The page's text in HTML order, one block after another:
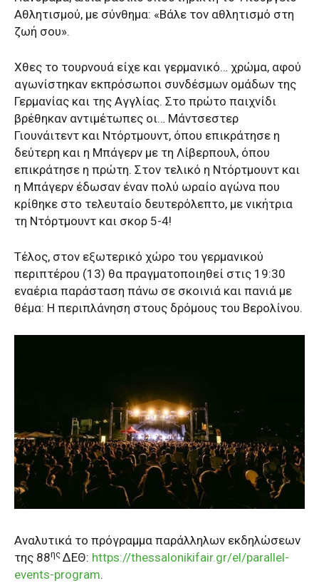
Αθλητισμού, με σύνθημα: «Βάλε τον αθλητισμό στη
ζωή σου».
Χθες το τουρνουά είχε και γερμανικό… χρώμα, αφού
αγωνίστηκαν εκπρόσωποι συνδέσμων ομάδων της
Γερμανίας και της Αγγλίας. Στο πρώτο παιχνίδι
βρέθηκαν αντιμέτωπες οι… Μάντσεστερ
Γιουνάιτεντ και Ντόρτμουντ, όπου επικράτησε η
δεύτερη και η Μπάγερν με τη Λίβερπουλ, όπου
επικράτησε η πρώτη. Στον τελικό η Ντόρτμουντ και
η Μπάγερν έδωσαν έναν πολύ ωραίο αγώνα που
κρίθηκε στο τελευταίο δευτερόλεπτο, με νικήτρια
τη Ντόρτμουντ και σκορ 5-4!
Τέλος, στον εξωτερικό χώρο του γερμανικού
περιπτέρου (13) θα πραγματοποιηθεί στις 19:30
εναέρια παράσταση πάνω σε σκοινιά και πανιά με
θέμα: H περιπλάνηση στους δρόμους του Βερολίνου.
Αναλυτικά το πρόγραμμα παράλληλων εκδηλώσεων
της 88ης ΔΕΘ: https://thessalonikifair.gr/el/parallel-
events-program.